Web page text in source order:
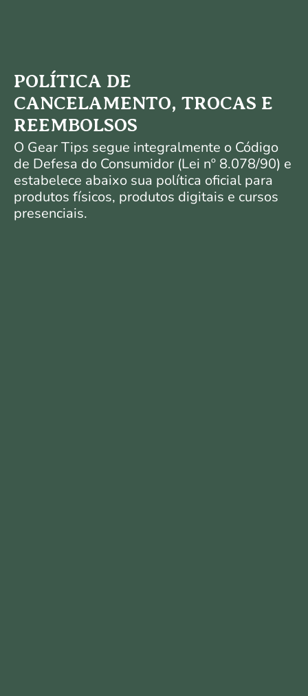
POLÍTICA DE
CANCELAMENTO, TROCAS E
REEMBOLSOS
O Gear Tips segue integralmente o Código
de Defesa do Consumidor (Lei nº 8.078/90) e
estabelece abaixo sua política oficial para
produtos físicos, produtos digitais e cursos
presenciais.